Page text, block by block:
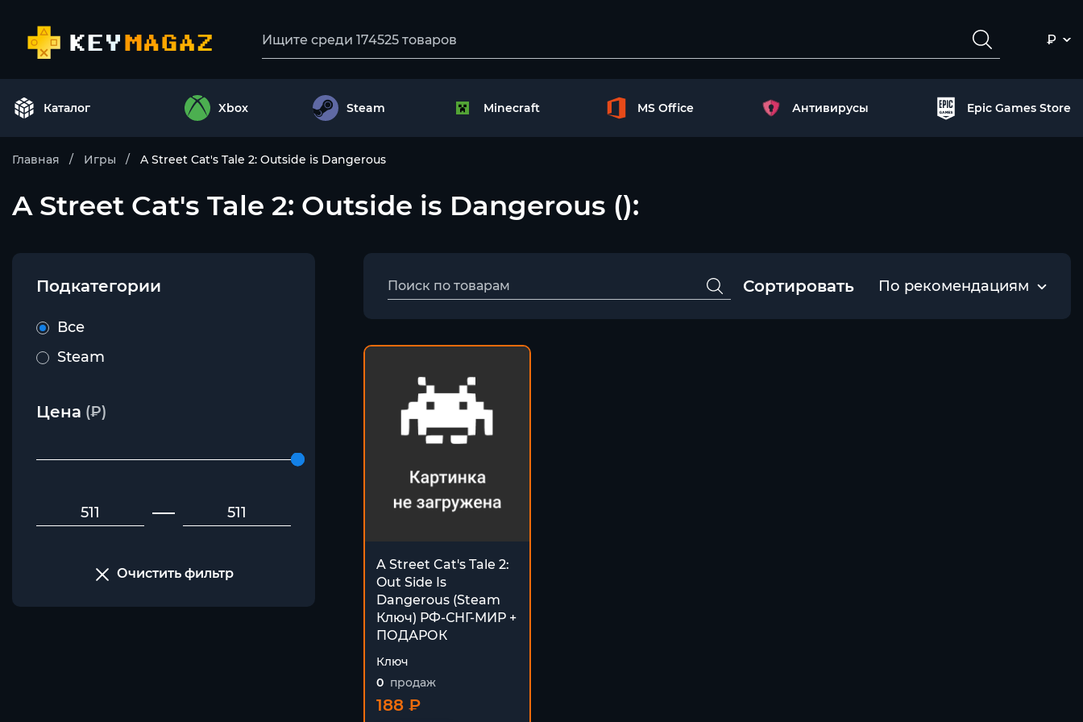
₽
Каталог Xbox Steam Minecraft MS Office Антивирусы Epic Games Store
Главная Игры A Street Cat's Tale 2: Outside is Dangerous
A Street Cat's Tale 2: Outside is Dangerous ():
Подкатегории
Все
Steam
Цена (₽)
Очистить фильтр
Сортировать По рекомендациям
A Street Cat's Tale 2:
Out Side Is
Dangerous (Steam
Ключ) РФ-СНГ-МИР +
ПОДАРОК
Ключ
0 продаж
188 ₽